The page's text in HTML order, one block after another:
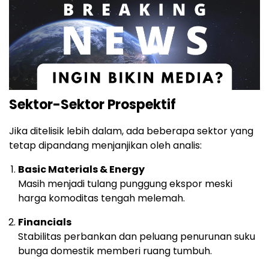
Sektor-Sektor Prospektif
Jika ditelisik lebih dalam, ada beberapa sektor yang
tetap dipandang menjanjikan oleh analis:
Basic Materials & Energy
Masih menjadi tulang punggung ekspor meski
harga komoditas tengah melemah.
Financials
Stabilitas perbankan dan peluang penurunan suku
bunga domestik memberi ruang tumbuh.